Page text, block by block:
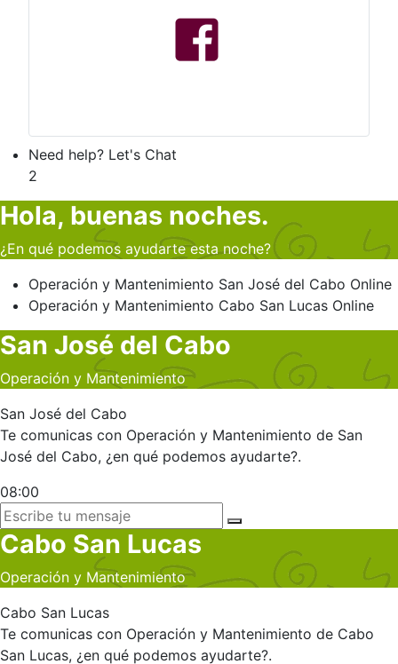
Need help? Let's Chat
2
Hola, buenas noches.
¿En qué podemos ayudarte esta noche?
Operación y Mantenimiento San José del Cabo Online
Operación y Mantenimiento Cabo San Lucas Online
San José del Cabo
Operación y Mantenimiento
San José del Cabo
Te comunicas con Operación y Mantenimiento de San
José del Cabo, ¿en qué podemos ayudarte?.
08:00
Cabo San Lucas
Operación y Mantenimiento
Cabo San Lucas
Te comunicas con Operación y Mantenimiento de Cabo
San Lucas, ¿en qué podemos ayudarte?.